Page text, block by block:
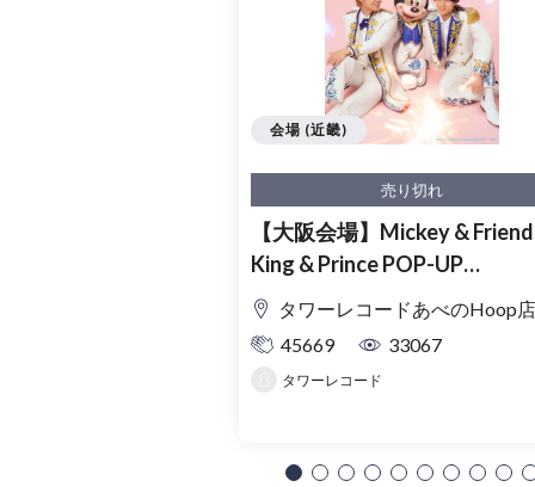
売り切れ
【大阪会場】Mickey &
King & Prince POP-UP
SHOP「MAGIC STAGE」入
理券
タワーレコードあべのHoop店
45669
33067
タワーレコード
会場 (近畿)